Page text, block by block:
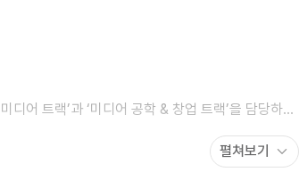
디어 트랙’과 ‘미디어 공학 & 창업 트랙’을 담당하고
고학(Advertising) 전공으로 석사 및 박사학위를
무를 담당했으며 학위 취득 후 로욜라대학교(Loyola
펼쳐보기